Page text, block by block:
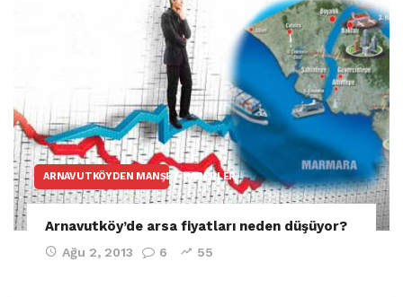
ARNAVUTKÖYDEN MANŞET HABERLER
Arnavutköy’de arsa fiyatları neden düşüyor?
Ağu 2, 2013 6 55